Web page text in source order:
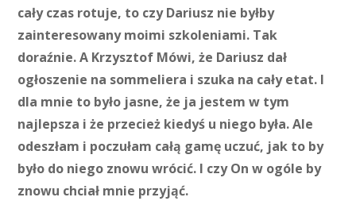
cały czas rotuje, to czy Dariusz nie byłby
zainteresowany moimi szkoleniami. Tak
doraźnie. A Krzysztof Mówi, że Dariusz dał
ogłoszenie na sommeliera i szuka na cały etat. I
dla mnie to było jasne, że ja jestem w tym
najlepsza i że przecież kiedyś u niego była. Ale
odeszłam i poczułam całą gamę uczuć, jak to by
było do niego znowu wrócić. I czy On w ogóle by
znowu chciał mnie przyjąć.